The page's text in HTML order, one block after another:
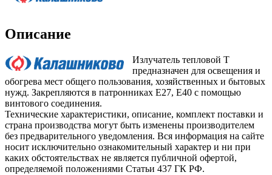
Описание
Излучатель тепловой Т
предназначен для освещения и
обогрева мест общего пользования, хозяйственных и бытовых
нужд. Закрепляются в патронниках Е27, Е40 с помощью
винтового соединения.
Технические характеристики, описание, комплект поставки и
страна производства могут быть изменены производителем
без предварительного уведомления. Вся информация на сайте
носит исключительно ознакомительный характер и ни при
каких обстоятельствах не является публичной офертой,
определяемой положениями Статьи 437 ГК РФ.